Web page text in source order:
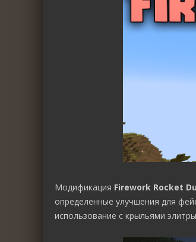
Модификация Firework Rocket
определенные улучшения для
использование с крыльями